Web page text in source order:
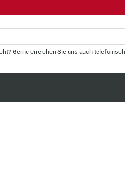
Gerne erreichen Sie uns auch